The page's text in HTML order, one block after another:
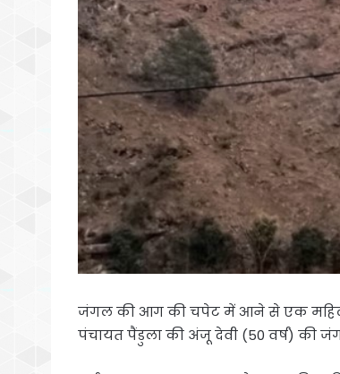
जंगल की आग की चपेट में आने से एक महिला
पंचायत पैंडुला की अंजू देवी (50 वर्ष) की